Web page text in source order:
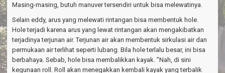
Masing-masing, butuh manuver tersendiri untuk bisa melewatinya.
Selain eddy, arus yang melewati rintangan bisa membentuk hole.
Hole terjadi karena arus yang lewat rintangan akan mengakibatkan
terjadinya terjunan air. Terjunan air akan membentuk sirkulasi air dan
permukaan air terlihat seperti lubang. Bila hole terlalu besar, ini bisa
berbahaya. Sebab, hole bisa membalikkan kayak. ”Nah, di sini
kegunaan roll. Roll akan menegakkan kembali kayak yang terbalik